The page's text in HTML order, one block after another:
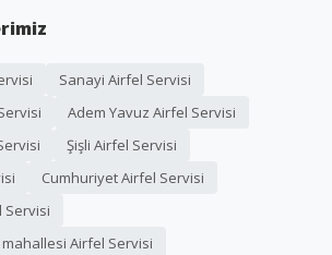
Sanayi Airfel Servisi
Adem Yavuz Airfel Servisi
Şişli Airfel Servisi
Cumhuriyet Airfel Servisi
Servisi
Airfel Servisi